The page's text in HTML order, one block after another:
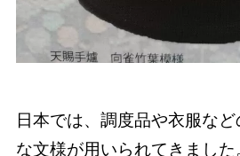
日本では、調度品や衣服な
な文様が用いられてきました